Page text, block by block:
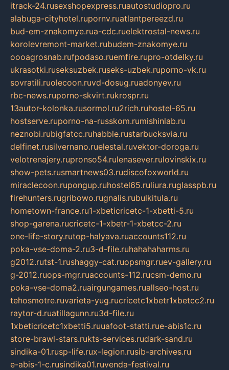
itrack-24.rusexshopexpress.ruautostudiopro.ru
alabuga-cityhotel.rupornv.ruatlantpereezd.ru
bud-em-znakomye.rua-cdc.ruelektrostal-news.ru
korolevremont-market.rubudem-znakomye.ru
oooagrosnab.rufpodaso.ruemfire.rupro-otdelky.ru
ukrasotki.ruseksuzbek.ruseks-uzbek.ruporno-vk.ru
sovratili.ruolecoon.ruvd-dosug.ruadonyev.ru
rbc-news.ruporno-skvirt.rukrospr.ru
13autor-kolonka.rusormol.ru2rich.ruhostel-65.ru
hostserve.ruporno-na-russkom.rumishinlab.ru
neznobi.rubigfatcc.ruhabble.rustarbucksvia.ru
delfinet.rusilvernano.ruelestal.ruvektor-doroga.ru
velotrenajery.rupronso54.rulenasever.rulovinskix.ru
show-pets.rusmartnews03.rudiscofoxworld.ru
miraclecoon.rupongup.ruhostel65.ruliura.ruglasspb.ru
firehunters.rugribowo.rugnalis.rubulkitula.ru
hometown-france.ru1-xbeticricetc-1-xbetti-5.ru
shop-garena.rucricetc-1-xbetr-1-xbetcc-2.ru
one-life-story.rutop-halyava.ruaccounts112.ru
poka-vse-doma-2.ru3-d-file.ruhahahaharms.ru
g2012.rutst-1.rushaggy-cat.ruopsmgr.ruev-gallery.ru
g-2012.ruops-mgr.ruaccounts-112.rucsm-demo.ru
poka-vse-doma2.ruairgungames.ruallseo-host.ru
tehosmotre.ruvarieta-yug.rucricetc1xbetr1xbetcc2.ru
raytor-d.ruatillagunn.ru3d-file.ru
1xbeticricetc1xbetti5.ruuafoot-statti.rue-abis1c.ru
store-brawl-stars.rukts-services.rudark-sand.ru
sindika-01.rusp-life.rux-legion.rusib-archives.ru
e-abis-1-c.rusindika01.ruvenda-festival.ru